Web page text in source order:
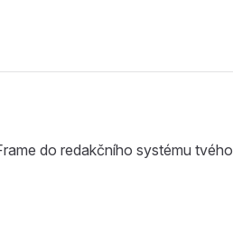
do redakčního systému tvého